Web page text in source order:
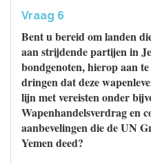
Vraag 6
Bent u bereid om landen
aan strijdende partijen in
bondgenoten, hierop aan
dringen dat deze
lijn met vereisten onder
Wapenhandelsverdrag en
aanbevelingen die de UN
Yemen deed?